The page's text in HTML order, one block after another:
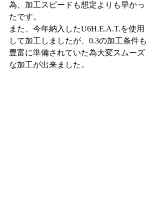
為、加工スピードも想定よりも早かっ
たです。
また、今年納入したU6H.E.A.T.を使用
して加工しましたが、0.3の加工条件も
豊富に準備されていた為大変スムーズ
な加工が出来ました。